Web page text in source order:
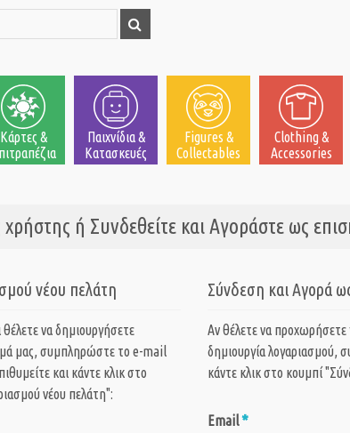
Κάρτες &
Παιχνίδια &
Κατασκευές
Figures &
Collectables
Clothing &
Accessories
ή Συνδεθείτε και Αγοράστε ως
νέου πελάτη
θέλετε να δημιουργήσετε
μας, συμπληρώστε το e-mail
και κάντε κλικ στο
νέου πελάτη":
Σύνδεση και Αγορά
Αν θέλετε να
δημιουργία λογαριασμού,
κάντε κλικ στο κουμπί
Email*